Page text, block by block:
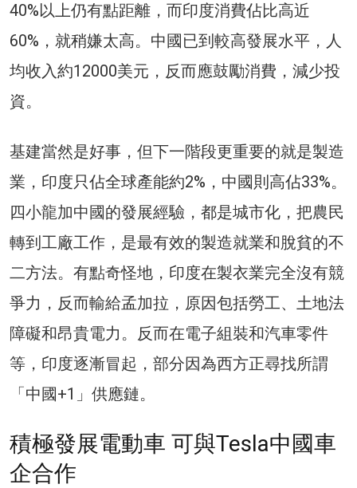
40%以上仍有點距離，而印度消費佔比高近
60%，就稍嫌太高。中國已到較高發展水平，人
均收入約12000美元，反而應鼓勵消費，減少投
資。
基建當然是好事，但下一階段更重要的就是製造
業，印度只佔全球產能約2%，中國則高佔33%。
四小龍加中國的發展經驗，都是城市化，把農民
轉到工廠工作，是最有效的製造就業和脫貧的不
二方法。有點奇怪地，印度在製衣業完全沒有競
爭力，反而輸給孟加拉，原因包括勞工、土地法
障礙和昂貴電力。反而在電子組裝和汽車零件
等，印度逐漸冒起，部分因為西方正尋找所謂
「中國+1」供應鏈。
積極發展電動車 可與Tesla中國車
企合作